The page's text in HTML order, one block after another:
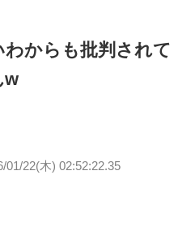
からも批判されて
w
01/22(木) 02:52:22.35